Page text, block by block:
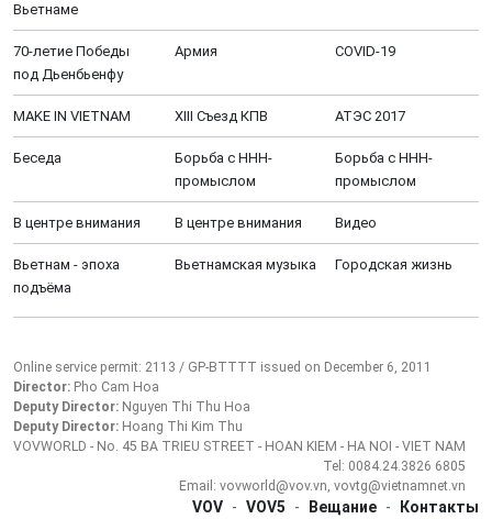
Вьетнаме
70-летие Победы
под Дьенбьенфу
Aрмия COVID-19
MAKE IN VIETNAM XIII Cъезд КПВ АТЭС 2017
Беседа
Борьба с ННН-
промыслом
Борьба с ННН-
промыслом
В центре внимания В центре внимания Видео
Вьетнам - эпоха
подъёма
Вьетнамская музыка Городская жизнь
Online service permit: 2113 / GP-BTTTT issued on December 6, 2011
Director: Pho Cam Hoa
Deputy Director: Nguyen Thi Thu Hoa
Deputy Director: Hoang Thi Kim Thu
VOVWORLD - No. 45 BA TRIEU STREET - HOAN KIEM - HA NOI - VIET NAM
Tel: 0084.24.3826 6805
Email: vovworld@vov.vn, vovtg@vietnamnet.vn
VOV - VOV5 - Вещание - Контакты